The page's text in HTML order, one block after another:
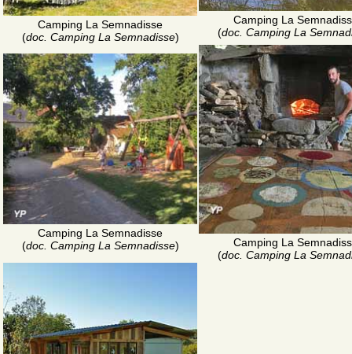
Camping La Semnadisse
(doc. Camping La Semnadisse)
Camping La
(doc. Camping La
Camping La Semnadisse
(doc. Camping La Semnadisse)
Camping La
(doc. Camping La